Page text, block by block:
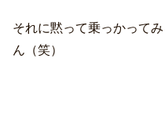
それに黙って乗っかって
ん（笑）